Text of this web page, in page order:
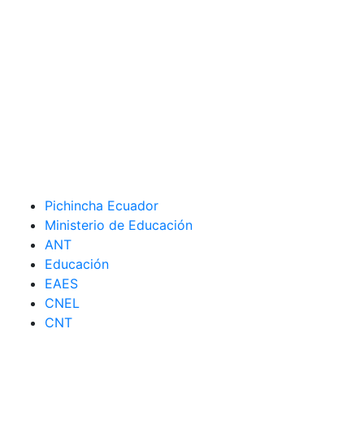
Pichincha Ecuador
Ministerio de Educación
ANT
Educación
EAES
CNEL
CNT